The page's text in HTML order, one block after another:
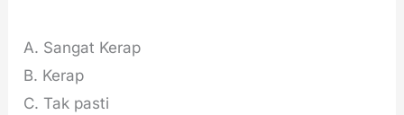
A. Sangat Kerap
B. Kerap
C. Tak pasti